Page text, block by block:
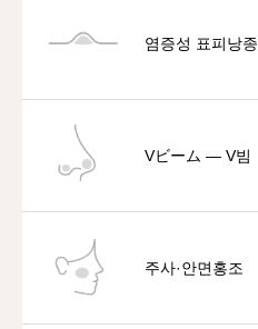
염증성 표피낭종
Vビーム — V빔
주사·안면홍조